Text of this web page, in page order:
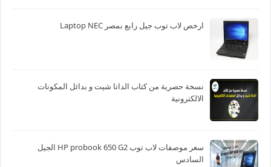
ارخص لاب توب جيل رابع بمصر Laptop NEC
نسخة حصرية من كتاب الداتا شيت و بدائل المكونات
الالكترونية
سعر موصفات لاب توب HP probook 650 G2 الجيل
السادس